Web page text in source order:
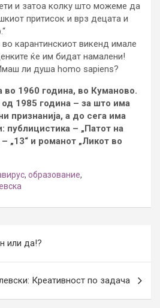
и затоа колку што можеме да
притисок и врз децата и
карантинскиот викенд имале
ќе им бидат намалени!
ли душа homo sapiens?
во 1960 година, во Куманово.
1985 година – за што има
признанија, а до сега има
публицистика – „Патот на
„13“ и романот „Ликот во
, образование,
или да!?
Креативност по задача